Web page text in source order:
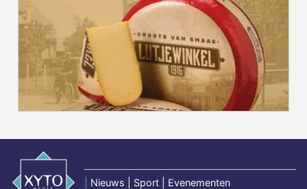
Nieuws | Sport | Evenementen